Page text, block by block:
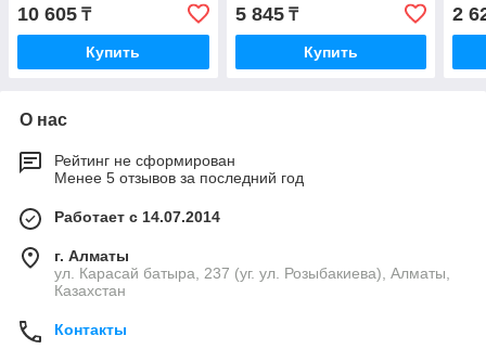
10 605 ₸
Купить
5 845₸
Купить
2
О нас
Рейтинг не сформирован
Менее 5 отзывов за последний год
Работает с 14.07.2014
г. Алматы
ул. Карасай батыра, 237 (уг. ул. Розыбакиева), Алматы,
Казахстан
Контакты